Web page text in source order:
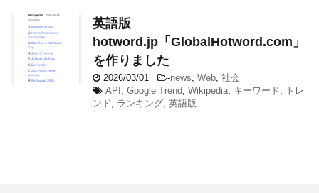
英語版
hotword.jp「GlobalHotword.com」
を作りました
2026/03/01 -news, Web, 社会
API , Google Trend, Wikipedia, キーワード,
トレ
ンド, ランキング, 英語版